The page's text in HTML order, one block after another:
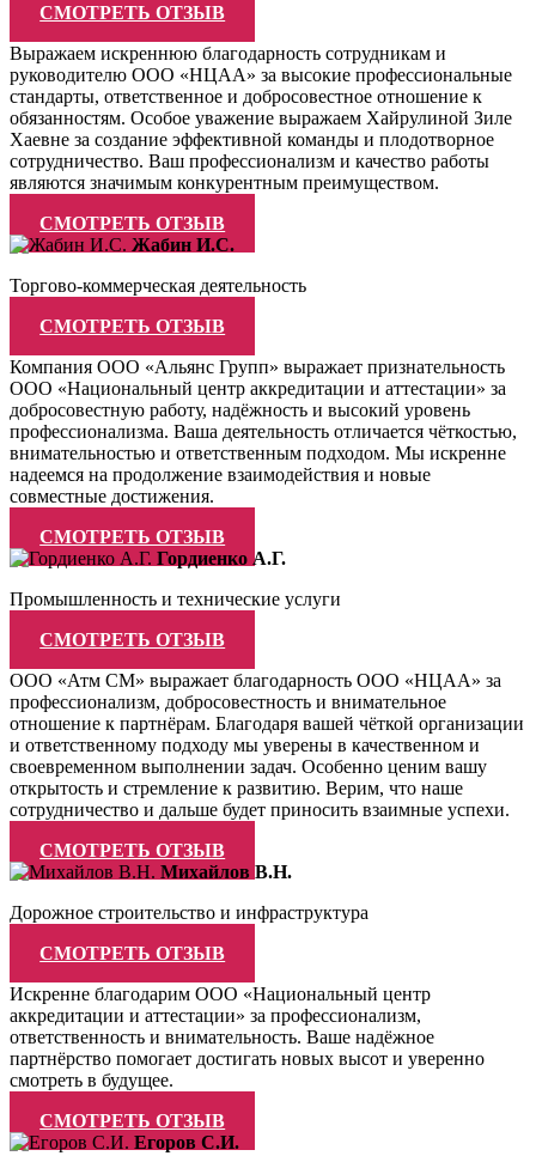
СМОТРЕТЬ ОТЗЫВ
Выражаем искреннюю благодарность сотрудникам и
руководителю ООО «НЦАА» за высокие профессиональные
стандарты, ответственное и добросовестное отношение к
обязанностям. Особое уважение выражаем Хайрулиной Зиле
Хаевне за создание эффективной команды и плодотворное
сотрудничество. Ваш профессионализм и качество работы
являются значимым конкурентным преимуществом.
СМОТРЕТЬ ОТЗЫВ
Жабин И.С.
Торгово-коммерческая деятельность
СМОТРЕТЬ ОТЗЫВ
Компания ООО «Альянс Групп» выражает признательность
ООО «Национальный центр аккредитации и аттестации» за
добросовестную работу, надёжность и высокий уровень
профессионализма. Ваша деятельность отличается чёткостью,
внимательностью и ответственным подходом. Мы искренне
надеемся на продолжение взаимодействия и новые
совместные достижения.
СМОТРЕТЬ ОТЗЫВ
Гордиенко А.Г.
Промышленность и технические услуги
СМОТРЕТЬ ОТЗЫВ
ООО «Атм СМ» выражает благодарность ООО «НЦАА» за
профессионализм, добросовестность и внимательное
отношение к партнёрам. Благодаря вашей чёткой организации
и ответственному подходу мы уверены в качественном и
своевременном выполнении задач. Особенно ценим вашу
открытость и стремление к развитию. Верим, что наше
сотрудничество и дальше будет приносить взаимные успехи.
СМОТРЕТЬ ОТЗЫВ
Михайлов В.Н.
Дорожное строительство и инфраструктура
СМОТРЕТЬ ОТЗЫВ
Искренне благодарим ООО «Национальный центр
аккредитации и аттестации» за профессионализм,
ответственность и внимательность. Ваше надёжное
партнёрство помогает достигать новых высот и уверенно
смотреть в будущее.
СМОТРЕТЬ ОТЗЫВ
Егоров С.И.